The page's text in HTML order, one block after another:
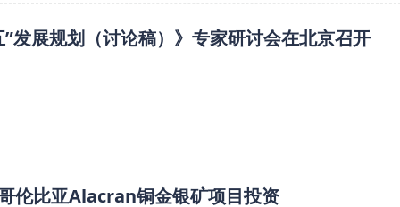
发展规划（讨论稿）》专家研讨会在北京召开
伦比亚Alacran铜金银矿项目投资